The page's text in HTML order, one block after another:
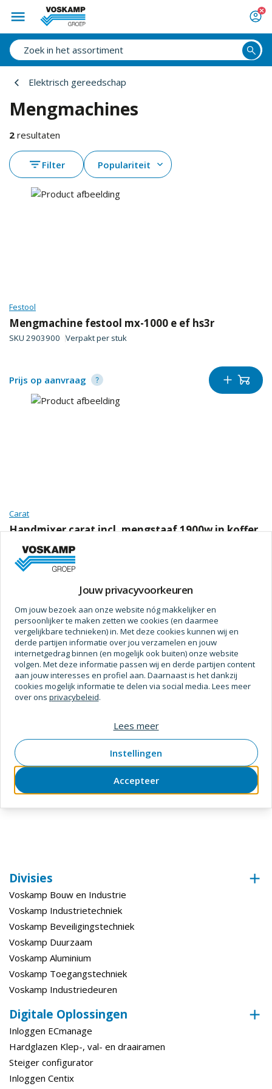
Elektrisch gereedschap
Mengmachines
2 resultaten
Filter Populariteit
Festool
Mengmachine festool mx-1000 e ef hs3r
SKU 2903900 Verpakt per stuk
Prijs op aanvraag
Carat
Handmixer carat incl. mengstaaf 1900w in koffer
SKU2000919 Verpakt per
Prijs op aanvraag
1
1-2van2 producten
Product niet gevonden?
elke week verder uit.
Contact opnemen
Divisies
Voskamp Bouw en Industrie
Voskamp Industrietechniek
Voskamp Beveiligingstechniek
Voskamp Duurzaam
Voskamp Aluminium
Voskamp Toegangstechniek
Voskamp Industriedeuren
Digitale Oplossingen
Inloggen ECmanage
Hardglazen Klep-, val- en draairamen
Steiger configurator
Inloggen Centix
Jouw privacyvoorkeuren
Om jouw bezoek aan onze website nóg makkelijker en
persoonlijker te maken zetten we cookies (en daarmee
vergelijkbare technieken) in. Met deze cookies kunnen wij en
derde partijen informatie over jou verzamelen en jouw
internetgedrag binnen (en mogelijk ook buiten) onze website
volgen. Met deze informatie passen wij en derde partijen content
aan jouw interesses en profiel aan. Daarnaast is het dankzij
cookies mogelijk informatie te delen via social media. Lees meer
over ons privacybeleid.
Accepteer
Instellingen
Lees meer